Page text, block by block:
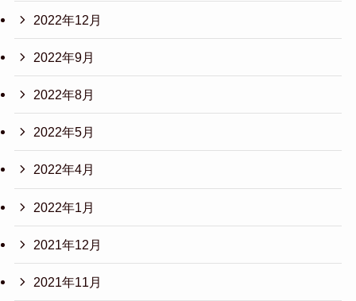
2022年12月
2022年9月
2022年8月
2022年5月
2022年4月
2022年1月
2021年12月
2021年11月